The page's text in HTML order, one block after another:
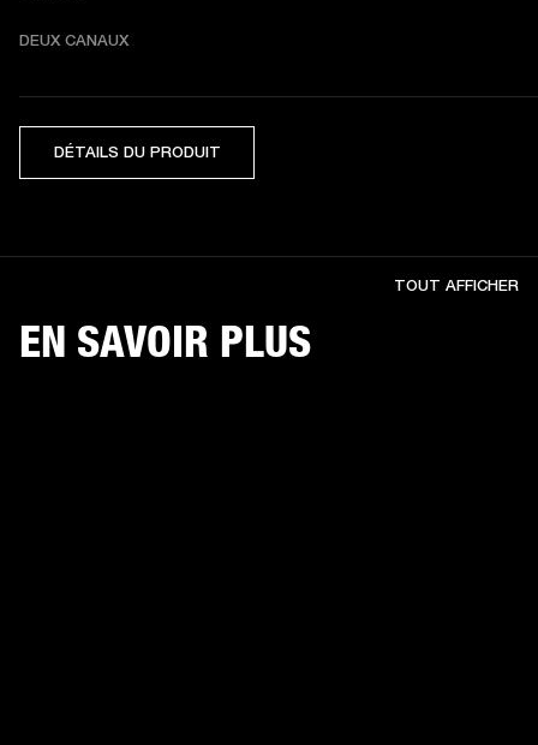
DEUX CANAUX
DÉTAILS DU PRODUIT
EN SAVOIR PLUS
TOUT AFFICHER